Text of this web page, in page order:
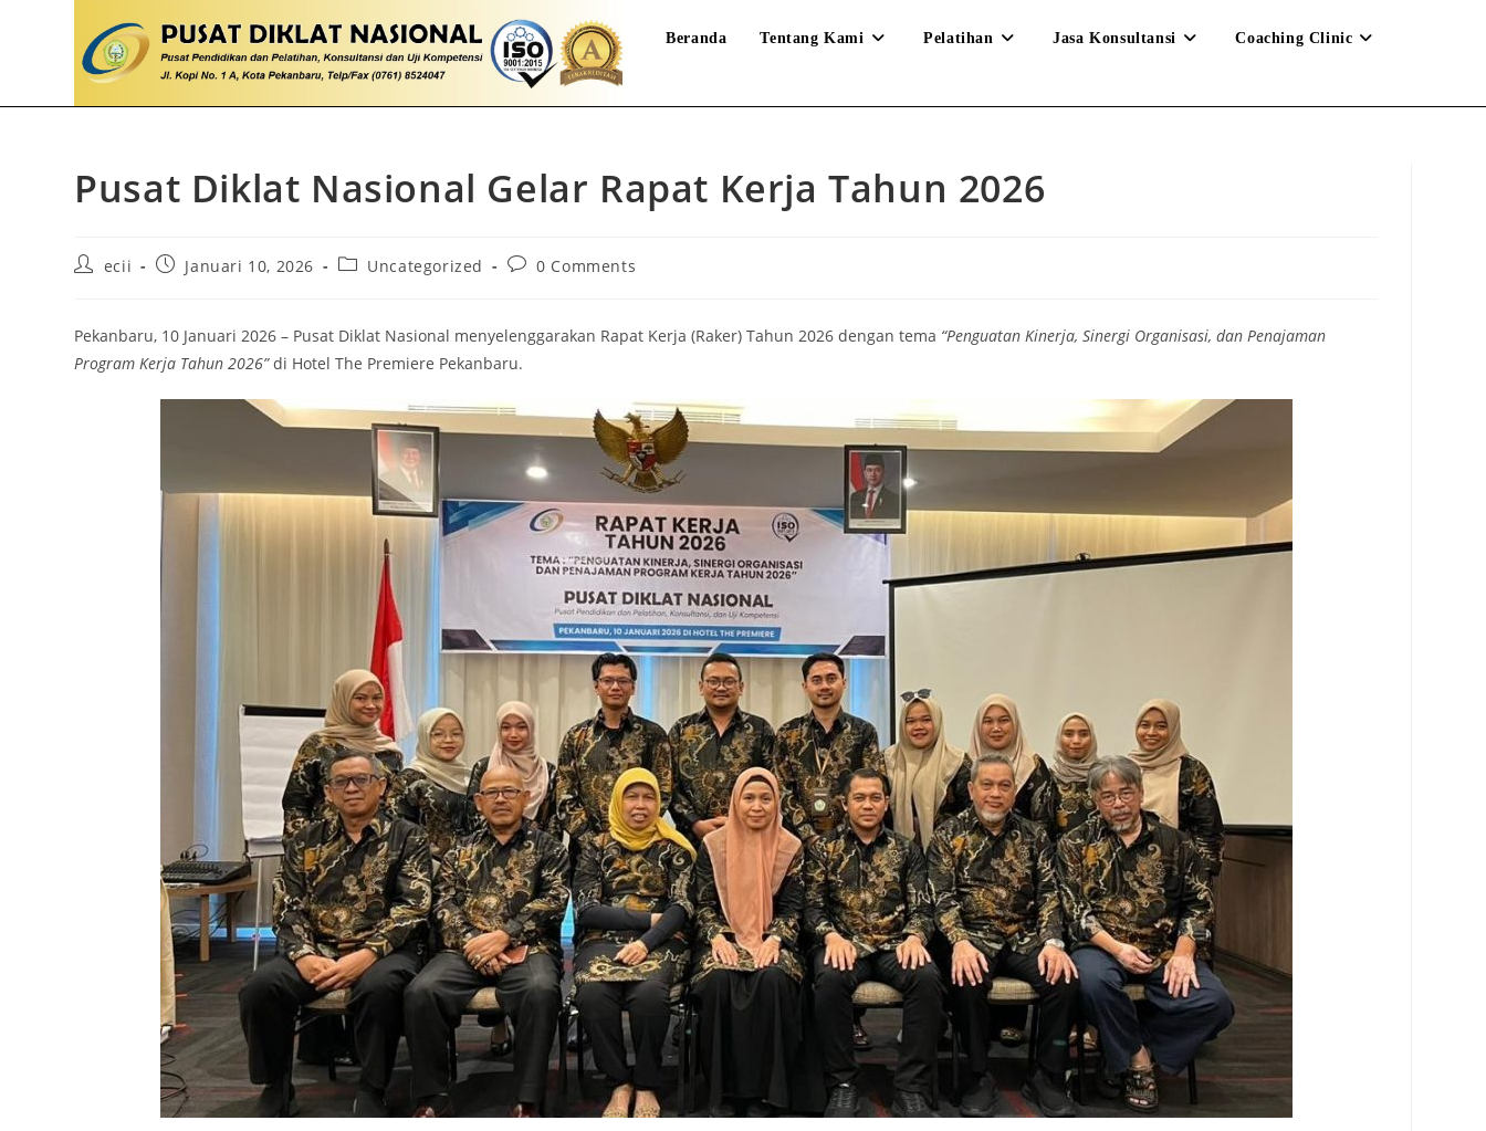
Beranda Tentang Kami Pelatihan Jasa Konsultansi Coaching Clinic
Pusat Diklat Nasional Gelar Rapat Kerja Tahun 2026
ecii Januari 10, 2026 Uncategorized 0 Comments
Pekanbaru, 10 Januari 2026 – Pusat Diklat Nasional menyelenggarakan Rapat Kerja (Raker) Tahun 2026 dengan tema “Penguatan Kinerja, Sinergi Organisasi, dan Penajaman
Program Kerja Tahun 2026”di Hotel The Premiere Pekanbaru.